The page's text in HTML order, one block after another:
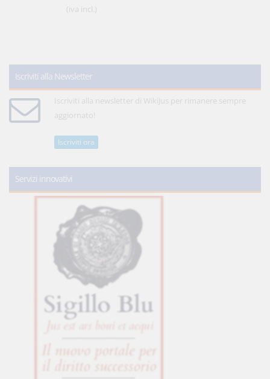
(iva incl.)
Iscriviti alla Newsletter
Iscriviti alla newsletter di WikiJus per rimanere sempre
aggiornato!
Iscriviti ora
Servizi innovativi